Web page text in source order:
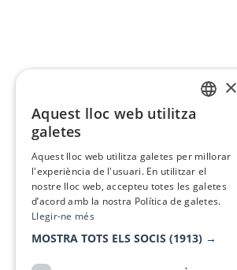
×
Aquest lloc web utilitza
galetes
Aquest lloc web utilitza galetes per millorar
l'experiència de l'usuari. En utilitzar el
nostre lloc web, accepteu totes les galetes
d’acord amb la nostra Política de galetes.
Llegir-ne més
MOSTRA TOTS ELS SOCIS (1913) →